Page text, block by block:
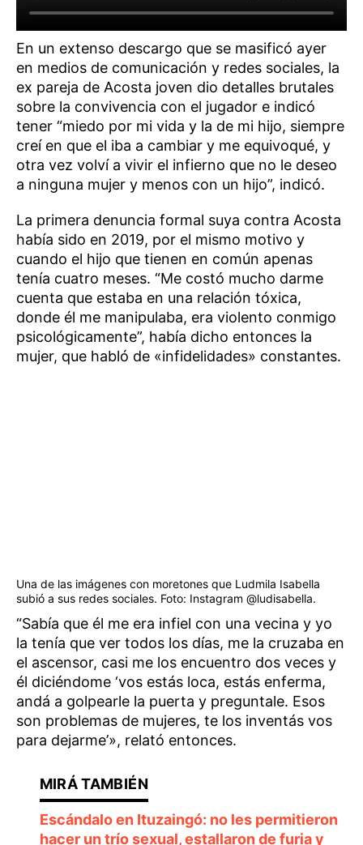
En un extenso descargo que se masificó ayer
en medios de comunicación y redes sociales, la
ex pareja de Acosta joven dio detalles brutales
sobre la convivencia con el jugador e indicó
tener “miedo por mi vida y la de mi hijo, siempre
creí en que el iba a cambiar y me equivoqué, y
otra vez volví a vivir el infierno que no le deseo
a ninguna mujer y menos con un hijo”, indicó.
La primera denuncia formal suya contra Acosta
había sido en 2019, por el mismo motivo y
cuando el hijo que tienen en común apenas
tenía cuatro meses. “Me costó mucho darme
cuenta que estaba en una relación tóxica,
donde él me manipulaba, era violento conmigo
psicológicamente”, había dicho entonces la
mujer, que habló de «infidelidades» constantes.
Una de las imágenes con moretones que Ludmila Isabella
subió a sus redes sociales. Foto: Instagram @ludisabella.
“Sabía que él me era infiel con una vecina y yo
la tenía que ver todos los días, me la cruzaba en
el ascensor, casi me los encuentro dos veces y
él diciéndome ‘vos estás loca, estás enferma,
andá a golpearle la puerta y preguntale. Esos
son problemas de mujeres, te los inventás vos
para dejarme’», relató entonces.
Escándalo en Ituzaingó: no les permitieron
hacer un trío sexual, estallaron de furia y